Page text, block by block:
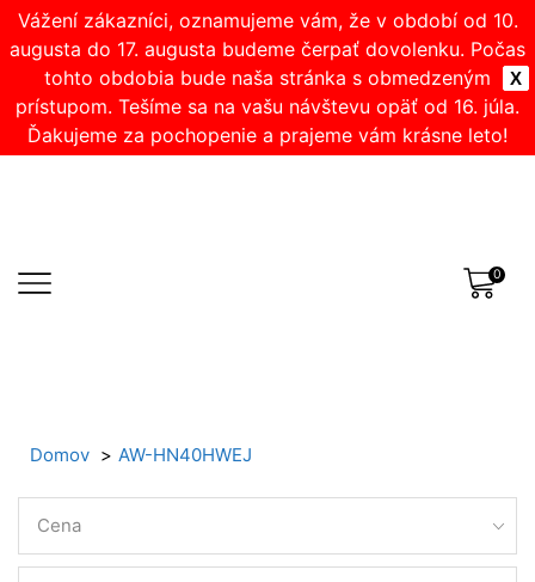
X
Vážení zákazníci, oznamujeme vám, že v období od 10.
augusta do 17. augusta budeme čerpať dovolenku. Počas
tohto obdobia bude naša stránka s obmedzeným
prístupom. Tešíme sa na vašu návštevu opäť od 16. júla.
Ďakujeme za pochopenie a prajeme vám krásne leto!
0
Domov AW-HN40HWEJ
Cena